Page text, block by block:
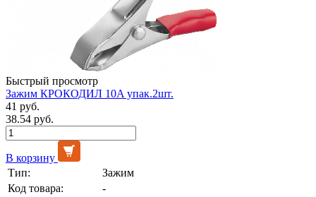
Быстрый просмотр
Зажим КРОКОДИЛ 10A упак.2шт.
41 руб.
38.54 руб.
В корзину
Тип:
Зажим
Код товара:
-